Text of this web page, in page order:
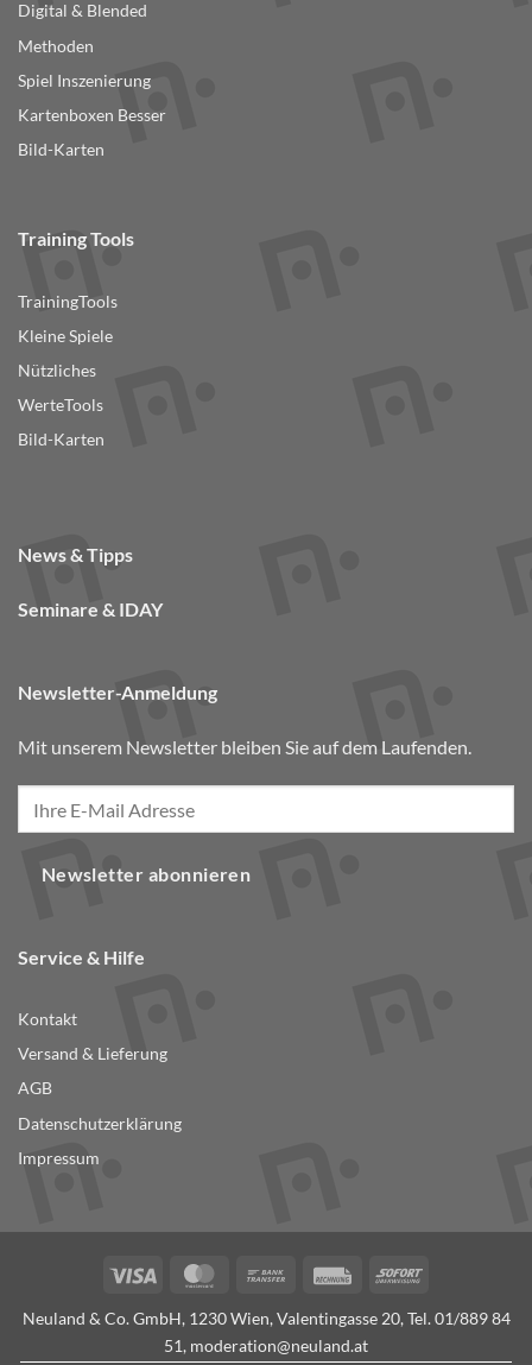
Digital & Blended
Methoden
Spiel Inszenierung
Kartenboxen Besser
Bild-Karten
Training Tools
TrainingTools
Kleine Spiele
Nützliches
WerteTools
Bild-Karten
News & Tipps
Seminare & IDAY
Newsletter-Anmeldung
Mit unserem Newsletter bleiben Sie auf dem Laufenden.
Newsletter abonnieren
Service & Hilfe
Kontakt
Versand & Lieferung
AGB
Datenschutzerklärung
Impressum
Visa MasterCardBank
RechungSofort
Neuland & Co. GmbH, 1230 Wien, Valentingasse 20, Tel. 01/889 84
51, moderation@neuland.at